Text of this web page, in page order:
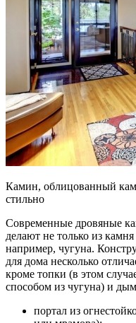
Камин, облицованный
стильно
Современные дровяные
делают не только из
например, чугуна.
для дома несколько
кроме топки (в этом
способом из чугуна) и
портал из